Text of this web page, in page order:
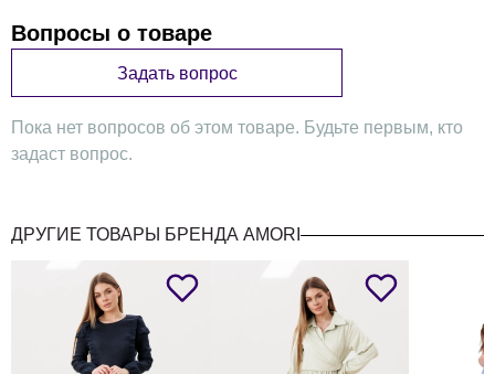
Вопросы о товаре
Задать вопрос
Пока нет вопросов об этом товаре. Будьте первым, кто
задаст вопрос.
ДРУГИЕ ТОВАРЫ БРЕНДА AMORI